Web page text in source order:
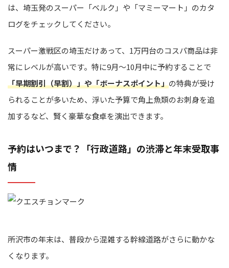
は、埼玉発のスーパー「ベルク」や「マミーマート」のカタ
ログをチェックしてください。
スーパー激戦区の埼玉だけあって、1万円台のコスパ商品は非
常にレベルが高いです。特に9月〜10月中に予約することで
「早期割引（早割）」や「ボーナスポイント」の特典が受け
られることが多いため、浮いた予算で角上魚類のお刺身を追
加するなど、賢く豪華な食卓を演出できます。
予約はいつまで？「行政道路」の渋滞と年末受取事
情
所沢市の年末は、普段から混雑する幹線道路がさらに動かな
くなります。